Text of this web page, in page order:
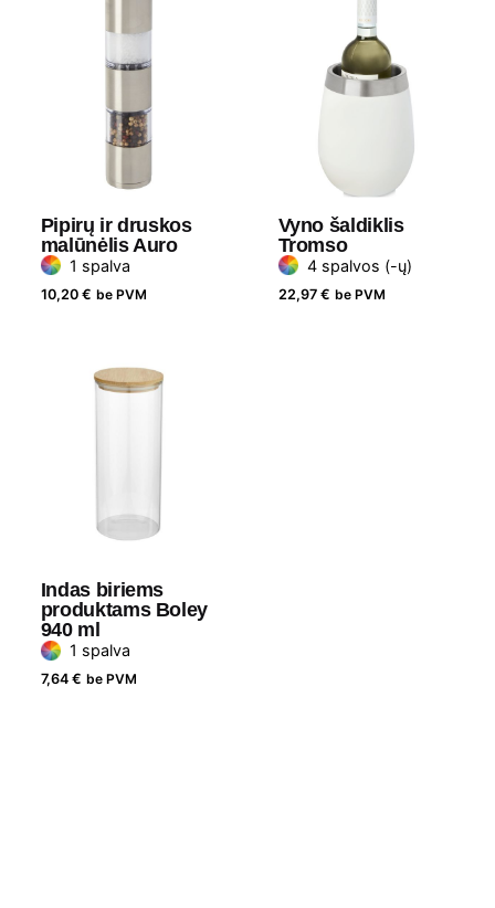
Nerūdijantis plienas ir bambukas
Pipirų ir druskos
malūnėlis Auro
1 spalva
10,20 € be PVM
Vyno šaldiklis
Tromso
4 spalvos (-ų)
22,97 € be PVM
Indas biriems
produktams Boley
940 ml
1 spalva
7,64 € be PVM